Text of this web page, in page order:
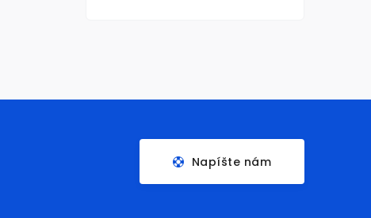
Napíšte nám